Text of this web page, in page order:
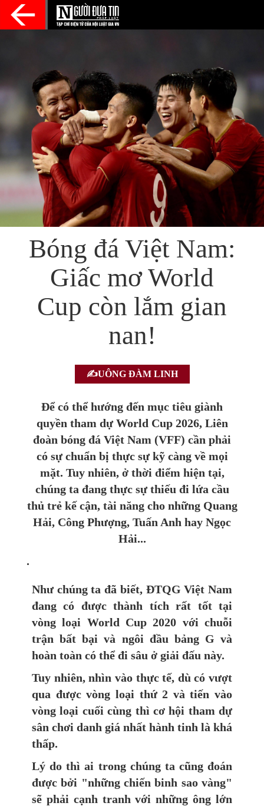
Bóng đá Việt Nam:
Giấc mơ World
Cup còn lắm gian
nan!
UÔNG ĐÀM LINH
Để có thể hướng đến mục tiêu giành
quyền tham dự World Cup 2026, Liên
đoàn bóng đá Việt Nam (VFF) cần phải
có sự chuẩn bị thực sự kỹ càng về mọi
mặt. Tuy nhiên, ở thời điểm hiện tại,
chúng ta đang thực sự thiếu đi lứa cầu
thủ trẻ kế cận, tài năng cho những Quang
Hải, Công Phượng, Tuấn Anh hay Ngọc
Hải...
.
Như chúng ta đã biết, ĐTQG Việt Nam
đang có được thành tích rất tốt tại
vòng loại World Cup 2020 với chuỗi
trận bất bại và ngôi đầu bảng G và
hoàn toàn có thể đi sâu ở giải đấu này.
Tuy nhiên, nhìn vào thực tế, dù có vượt
qua được vòng loại thứ 2 và tiến vào
vòng loại cuối cùng thì cơ hội tham dự
sân chơi danh giá nhất hành tinh là khá
thấp.
Lý do thì ai trong chúng ta cũng đoán
được bởi "những chiến binh sao vàng"
sẽ phải cạnh tranh với những ông lớn